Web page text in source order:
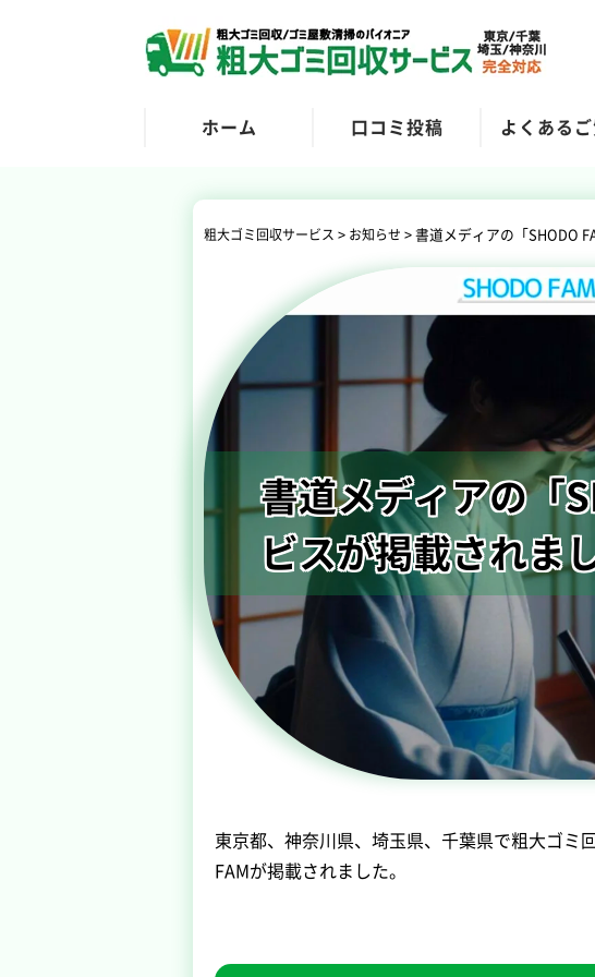
ホーム 口コミ投稿 よくある
粗大ゴミ回収サービス > お知らせ >書道メディアの「SHODO
書道メディアの「
ビスが掲載されま
東京都、神奈川県、埼玉県、千葉県で粗大ゴミ
FAMが掲載されました。